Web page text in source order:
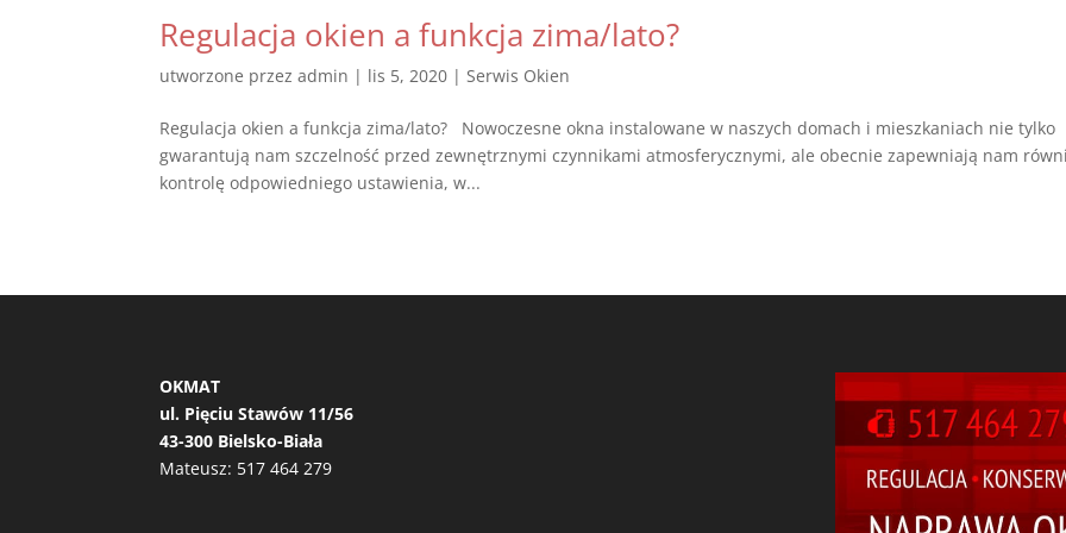
Regulacja okien a funkcja zima/lato?
utworzone przezadmin | lis 5, 2020 |Serwis Okien
Regulacja okien a funkcja zima/lato? Nowoczesne okna instalowane w naszych domach i mieszkaniach nie tylko
gwarantują nam szczelność przed zewnętrznymi czynnikami atmosferycznymi, ale obecnie zapewniają nam
kontrolę odpowiedniego ustawienia, w...
OKMAT
ul. Pięciu Stawów 11/56
43-300 Bielsko-Biała
Mateusz: 517 464 279